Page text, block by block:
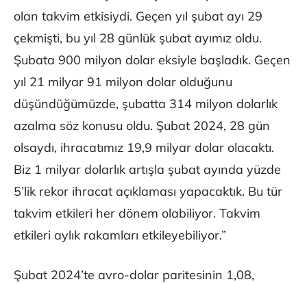
olan takvim etkisiydi. Geçen yıl şubat ayı 29
çekmişti, bu yıl 28 günlük şubat ayımız oldu.
Şubata 900 milyon dolar eksiyle başladık. Geçen
yıl 21 milyar 91 milyon dolar olduğunu
düşündüğümüzde, şubatta 314 milyon dolarlık
azalma söz konusu oldu. Şubat 2024, 28 gün
olsaydı, ihracatımız 19,9 milyar dolar olacaktı.
Biz 1 milyar dolarlık artışla şubat ayında yüzde
5’lik rekor ihracat açıklaması yapacaktık. Bu tür
takvim etkileri her dönem olabiliyor. Takvim
etkileri aylık rakamları etkileyebiliyor.”
Şubat 2024’te avro-dolar paritesinin 1,08,